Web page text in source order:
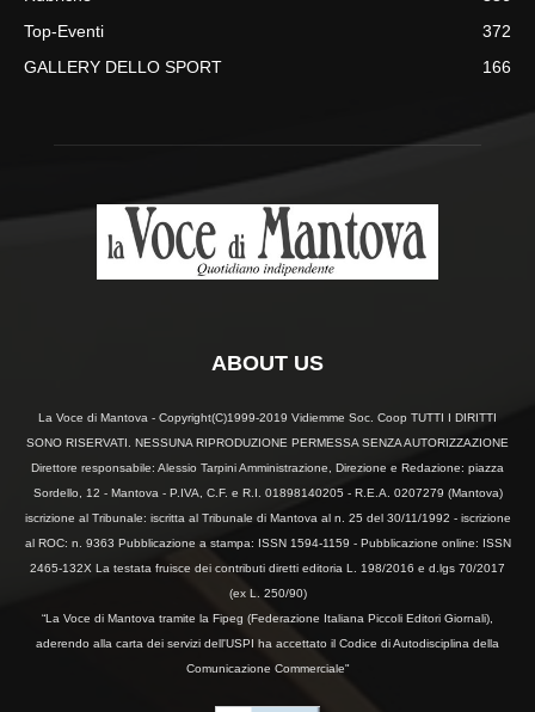
Top-Eventi
372
GALLERY DELLO SPORT
166
ABOUT US
La Voce di Mantova - Copyright(C)1999-2019 Vidiemme Soc. Coop TUTTI I DIRITTI
SONO RISERVATI. NESSUNA RIPRODUZIONE PERMESSA SENZA AUTORIZZAZIONE
Direttore responsabile: Alessio Tarpini Amministrazione, Direzione e Redazione: piazza
Sordello, 12 - Mantova - P.IVA, C.F. e R.I. 01898140205 - R.E.A. 0207279 (Mantova)
iscrizione al Tribunale: iscritta al Tribunale di Mantova al n. 25 del 30/11/1992 - iscrizione
al ROC: n. 9363 Pubblicazione a stampa: ISSN 1594-1159 - Pubblicazione online: ISSN
2465-132X La testata fruisce dei contributi diretti editoria L. 198/2016 e d.lgs 70/2017
(ex L. 250/90)
“La Voce di Mantova tramite la Fipeg (Federazione Italiana Piccoli Editori Giornali),
aderendo alla carta dei servizi dell'USPI ha accettato il Codice di Autodisciplina della
Comunicazione Commerciale"